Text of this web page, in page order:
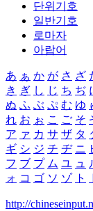
단위기호
일반기호
로마자
아랍어
あ ぁ か が さ ざ
き ぎ し じ ち ぢ
ぬ ふ ぶ ぷ む ゆ
れ お ぉ こ ご そ
ア ァ カ サ ザ タ
ギ シ ジ チ ヂ ニ
フ ブ プ ム ユ ュ
ォ コ ゴ ソ ゾ ト
http://